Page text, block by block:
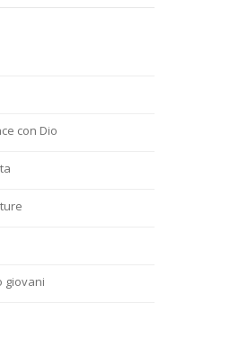
con Dio
giovani